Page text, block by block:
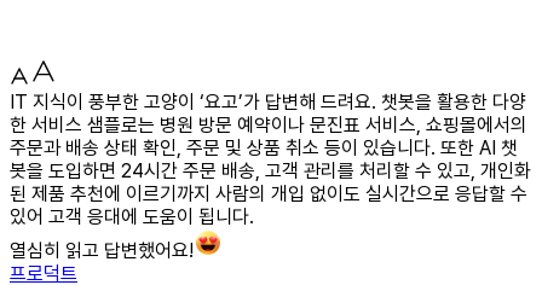
IT 지식이 풍부한 고양이 ‘요고’가 답변해 드려요. 챗봇을 활용한 다양
한 서비스 샘플로는 병원 방문 예약이나 문진표 서비스, 쇼핑몰에서의
주문과 배송 상태 확인, 주문 및 상품 취소 등이 있습니다. 또한 AI 챗
봇을 도입하면 24시간 주문 배송, 고객 관리를 처리할 수 있고, 개인화
된 제품 추천에 이르기까지 사람의 개입 없이도 실시간으로 응답할 수
있어 고객 응대에 도움이 됩니다.
열심히 읽고 답변했어요!
프로덕트